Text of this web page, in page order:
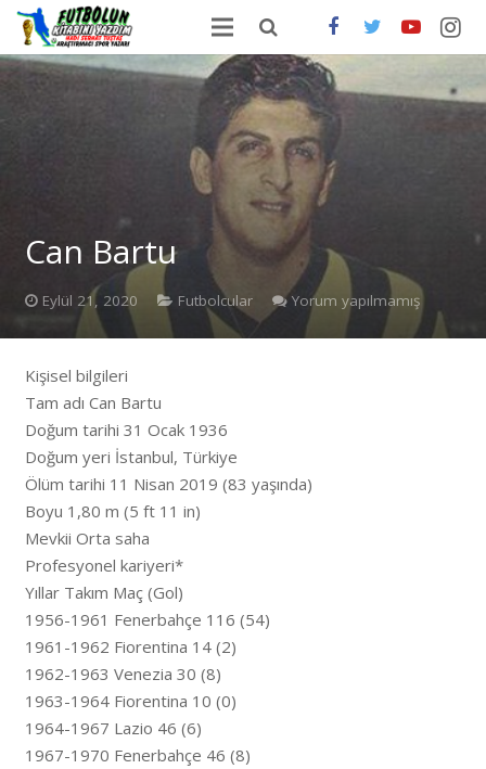
ANA SAYFA
HAKKIMDA
FUTBOLDA GÜNCEL HABERLER
Can Bartu
Eylül 21, 2020 Futbolcular Yorum yapılmamış
Kişisel bilgileri
Tam adı Can Bartu
Doğum tarihi 31 Ocak 1936
Doğum yeri İstanbul, Türkiye
Ölüm tarihi 11 Nisan 2019 (83 yaşında)
Boyu 1,80 m (5 ft 11 in)
Mevkii Orta saha
Profesyonel kariyeri*
Yıllar Takım Maç (Gol)
1956-1961 Fenerbahçe 116 (54)
1961-1962 Fiorentina 14 (2)
1962-1963 Venezia 30 (8)
1963-1964 Fiorentina 10 (0)
1964-1967 Lazio 46 (6)
1967-1970 Fenerbahçe 46 (8)